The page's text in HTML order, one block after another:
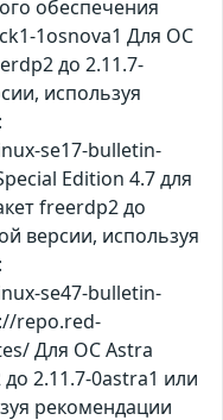
обеспечения
1osnova1 Для ОС
до 2.11.7-
используя
se17-bulletin-
Edition 4.7 для
freerdp2 до
версии, используя
se47-bulletin-
repo.red-
Для ОС Astra
2.11.7-0astra1 или
рекомендации